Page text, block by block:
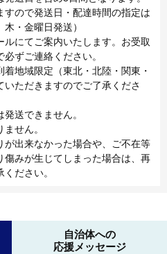
ので発送日・配達時間の指定は
・金曜日発送）
にてご案内いたします。お受取
ずご連絡ください。
地域限定（東北・北陸・関東・
ただきますのでご了承くださ
送できません。
りません。
が出来なかった場合や、ご不在等
傷みが生じてしまった場合は、再
ださい。
自治体への
応援メッセージ